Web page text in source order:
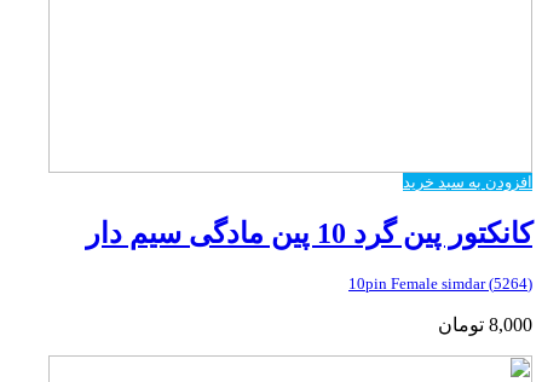
افزودن به سبد خرید
کانکتور پین گرد 10 پین مادگی سیم دار
(5264) 10pin Female simdar
8,000 تومان